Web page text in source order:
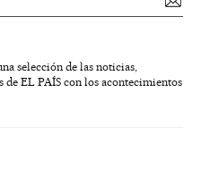
selección de las noticias,
EL PAÍS con los acontecimientos